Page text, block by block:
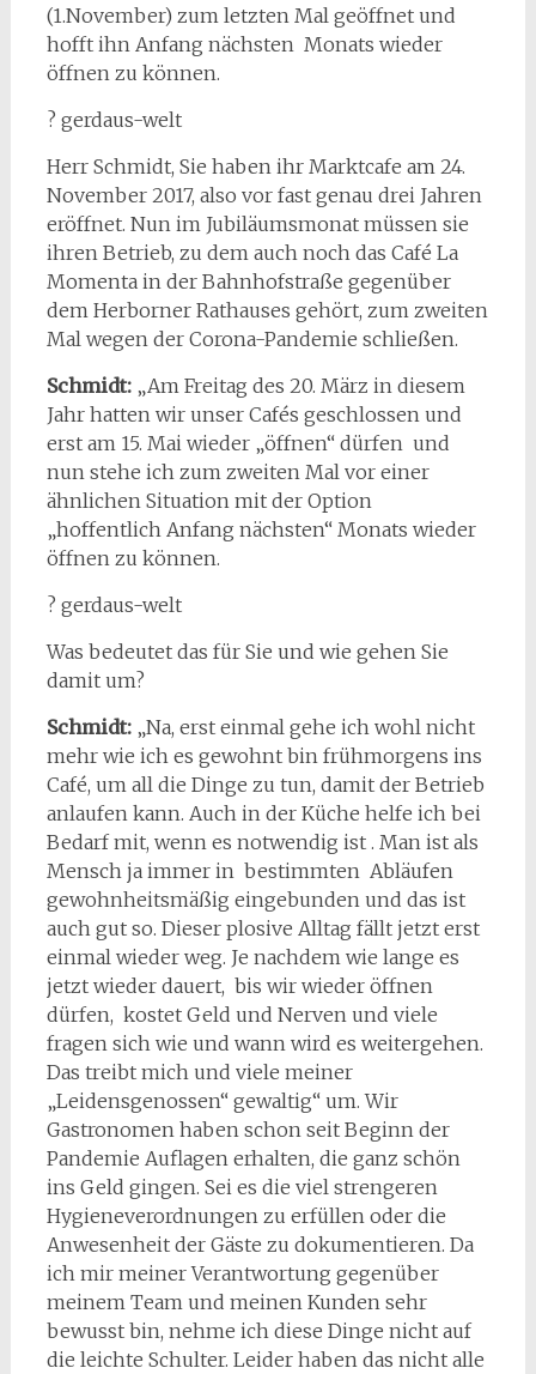
(1.November) zum letzten Mal geöffnet und
hofft ihn Anfang nächsten Monats wieder
öffnen zu können.
? gerdaus-welt
Herr Schmidt, Sie haben ihr Marktcafe am 24.
November 2017, also vor fast genau drei Jahren
eröffnet. Nun im Jubiläumsmonat müssen sie
ihren Betrieb, zu dem auch noch das Café La
Momenta in der Bahnhofstraße gegenüber
dem Herborner Rathauses gehört, zum zweiten
Mal wegen der Corona-Pandemie schließen.
Schmidt:„Am Freitag des 20. März in diesem
Jahr hatten wir unser Cafés geschlossen und
erst am 15. Mai wieder „öffnen“ dürfen und
nun stehe ich zum zweiten Mal vor einer
ähnlichen Situation mit der Option
„hoffentlich Anfang nächsten“ Monats wieder
öffnen zu können.
? gerdaus-welt
Was bedeutet das für Sie und wie gehen Sie
damit um?
Schmidt:„Na, erst einmal gehe ich wohl nicht
mehr wie ich es gewohnt bin frühmorgens ins
Café, um all die Dinge zu tun, damit der Betrieb
anlaufen kann. Auch in der Küche helfe ich bei
Bedarf mit, wenn es notwendig ist . Man ist als
Mensch ja immer in bestimmten Abläufen
gewohnheitsmäßig eingebunden und das ist
auch gut so. Dieser plosive Alltag fällt jetzt erst
einmal wieder weg. Je nachdem wie lange es
jetzt wieder dauert, bis wir wieder öffnen
dürfen, kostet Geld und Nerven und viele
fragen sich wie und wann wird es weitergehen.
Das treibt mich und viele meiner
„Leidensgenossen“ gewaltig“ um. Wir
Gastronomen haben schon seit Beginn der
Pandemie Auflagen erhalten, die ganz schön
ins Geld gingen. Sei es die viel strengeren
Hygieneverordnungen zu erfüllen oder die
Anwesenheit der Gäste zu dokumentieren. Da
ich mir meiner Verantwortung gegenüber
meinem Team und meinen Kunden sehr
bewusst bin, nehme ich diese Dinge nicht auf
die leichte Schulter. Leider haben das nicht alle